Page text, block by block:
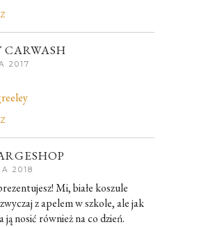
CARWASH
2017
2018
Mi, białe koszule
z apelem w szkole, ale jak
ją nosić również na co dzień.